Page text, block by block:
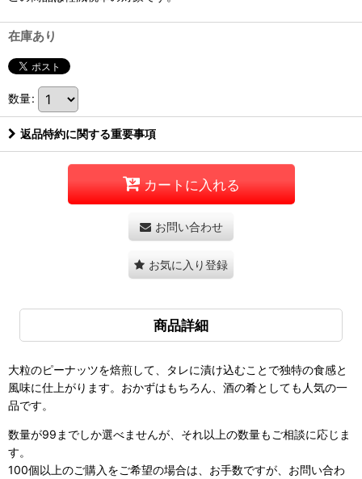
在庫あり
数量:
返品特約に関する重要事項
カートに入れる
お問い合わせ
お気に入り登録
商品詳細
大粒のピーナッツを焙煎して、タレに漬け込むことで独特の食感と
風味に仕上がります。おかずはもちろん、酒の肴としても人気の一
品です。
数量が99までしか選べませんが、それ以上の数量もご相談に応じま
す。
100個以上のご購入をご希望の場合は、お手数ですが、お問い合わ